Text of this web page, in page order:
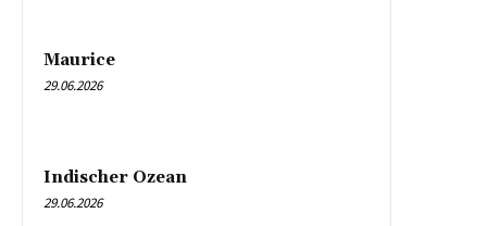
Maurice
29.06.2026
Indischer Ozean
29.06.2026